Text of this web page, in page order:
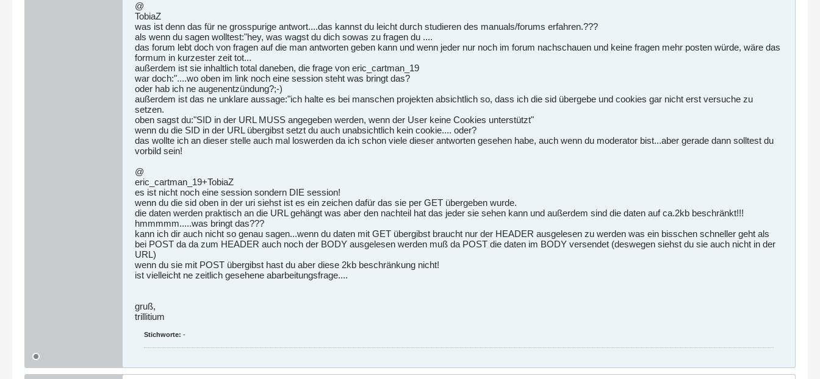
@
TobiaZ
was ist denn das für ne grosspurige antwort....das kannst du leicht durch studieren des manuals/forums erfahren.???
als wenn du sagen wolltest:"hey, was wagst du dich sowas zu fragen du ....
das forum lebt doch von fragen auf die man antworten geben kann und wenn jeder nur noch im forum nachschauen und keine fragen mehr posten würde, wäre das
formum in kurzester zeit tot...
außerdem ist sie inhaltlich total daneben, die frage von eric_cartman_19
war doch:"....wo oben im link noch eine session steht was bringt das?
oder hab ich ne augenentzündung?;-)
außerdem ist das ne unklare aussage:"ich halte es bei manschen projekten absichtlich so, dass ich die sid übergebe und cookies gar nicht erst versuche zu
setzen.
oben sagst du:"SID in der URL MUSS angegeben werden, wenn der User keine Cookies unterstützt"
wenn du die SID in der URL übergibst setzt du auch unabsichtlich kein cookie.... oder?
das wollte ich an dieser stelle auch mal loswerden da ich schon viele dieser antworten gesehen habe, auch wenn du moderator bist...aber gerade dann solltest du
vorbild sein!
@
eric_cartman_19+TobiaZ
es ist nicht noch eine session sondern DIE session!
wenn du die sid oben in der uri siehst ist es ein zeichen dafür das sie per GET übergeben wurde.
die daten werden praktisch an die URL gehängt was aber den nachteil hat das jeder sie sehen kann und außerdem sind die daten auf ca.2kb beschränkt!!!
hmmmmm.....was bringt das???
kann ich dir auch nicht so genau sagen...wenn du daten mit GET übergibst braucht nur der HEADER ausgelesen zu werden was ein bisschen schneller geht als
bei POST da da zum HEADER auch noch der BODY ausgelesen werden muß da POST die daten im BODY versendet (deswegen siehst du sie auch nicht in der
URL)
wenn du sie mit POST übergibst hast du aber diese 2kb beschränkung nicht!
ist vielleicht ne zeitlich gesehene abarbeitungsfrage....
gruß,
trillitium
Stichworte: -